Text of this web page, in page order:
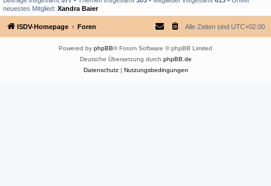
neuestes Mitglied: Xandra Baier
ISDV-Homepage Foren Alle Zeiten sind UTC+02:00
Powered by phpBB® Forum Software © phpBB Limited
Deutsche Übersetzung durch phpBB.de
Datenschutz| Nutzungsbedingungen